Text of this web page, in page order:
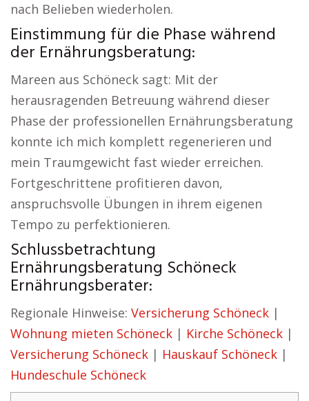
nach Belieben wiederholen.
Einstimmung für die Phase während
der Ernährungsberatung:
Mareen aus Schöneck sagt: Mit der
herausragenden Betreuung während dieser
Phase der professionellen Ernährungsberatung
konnte ich mich komplett regenerieren und
mein Traumgewicht fast wieder erreichen.
Fortgeschrittene profitieren davon,
anspruchsvolle Übungen in ihrem eigenen
Tempo zu perfektionieren.
Schlussbetrachtung
Ernährungsberatung Schöneck
Ernährungsberater:
Regionale Hinweise: Versicherung Schöneck |
Wohnung mieten Schöneck | Kirche Schöneck |
Versicherung Schöneck | Hauskauf Schöneck |
Hundeschule Schöneck